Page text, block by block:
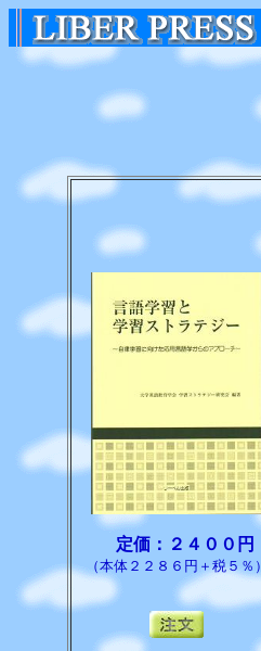
定価：２４００円
（本体２２８６円＋税５％）